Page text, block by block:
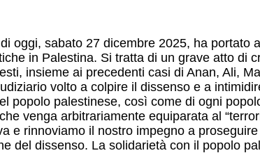
oggi, sabato 27 dicembre 2025, ha portato
in Palestina. Si tratta di un grave atto di
insieme ai precedenti casi di Anan, Ali,
volto a colpire il dissenso e a
popolo palestinese, così come di ogni
venga arbitrariamente equiparata al
e rinnoviamo il nostro impegno a
del dissenso. La solidarietà con il popolo